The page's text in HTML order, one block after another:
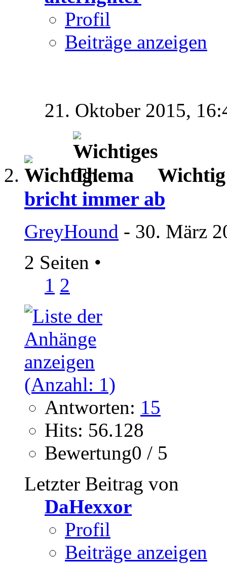
Profil
Beiträge anzeigen
21. Oktober 2015,
bricht immer ab
GreyHound - 30. März
2 Seiten •
1 2
Antworten: 15
Hits: 56.128
Bewertung0 / 5
Letzter Beitrag von
DaHexxor
Profil
Beiträge anzeigen